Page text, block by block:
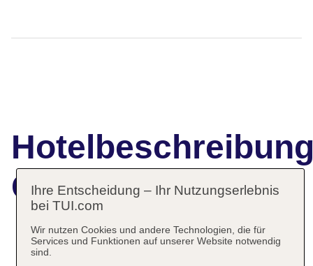
Colonna Resort
Das bietet Ihre Unterkunft
Ihre Entscheidung – Ihr Nutzungserlebnis
bei TUI.com
Wir nutzen Cookies und andere Technologien, die für
Services und Funktionen auf unserer Website notwendig
sind.